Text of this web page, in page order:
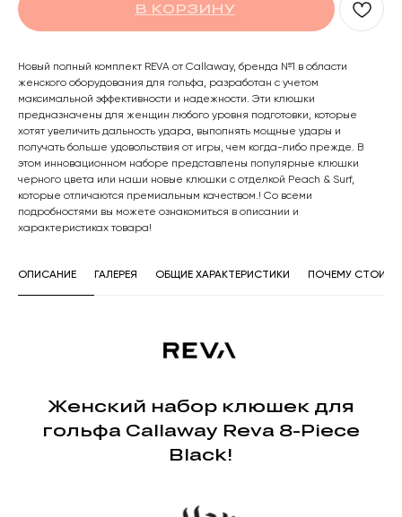
В КОРЗИНУ
Новый полный комплект REVA от Callaway, бренда №1 в области
женского оборудования для гольфа, разработан с учетом
максимальной эффективности и надежности. Эти клюшки
предназначены для женщин любого уровня подготовки, которые
хотят увеличить дальность удара, выполнять мощные удары и
получать больше удовольствия от игры, чем когда-либо прежде. В
этом инновационном наборе представлены популярные клюшки
черного цвета или наши новые клюшки с отделкой Peach & Surf,
которые отличаются премиальным качеством.! Со всеми
подробностями вы можете ознакомиться в описании и
характеристиках товара!
ОПИСАНИЕ ГАЛЕРЕЯ ОБЩИЕ ХАРАКТЕРИСТИКИ ПОЧЕМУ СТОИТ
Женский набор клюшек для
гольфа Callaway Reva 8-Piece
Black!